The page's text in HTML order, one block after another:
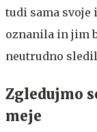
tudi sama svoje
oznanila in jim
neutrudno
Zgledujmo
meje